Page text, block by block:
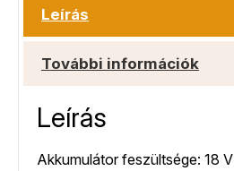
Leírás
További információk
Leírás
Akkumulátor feszültsége: 18 V